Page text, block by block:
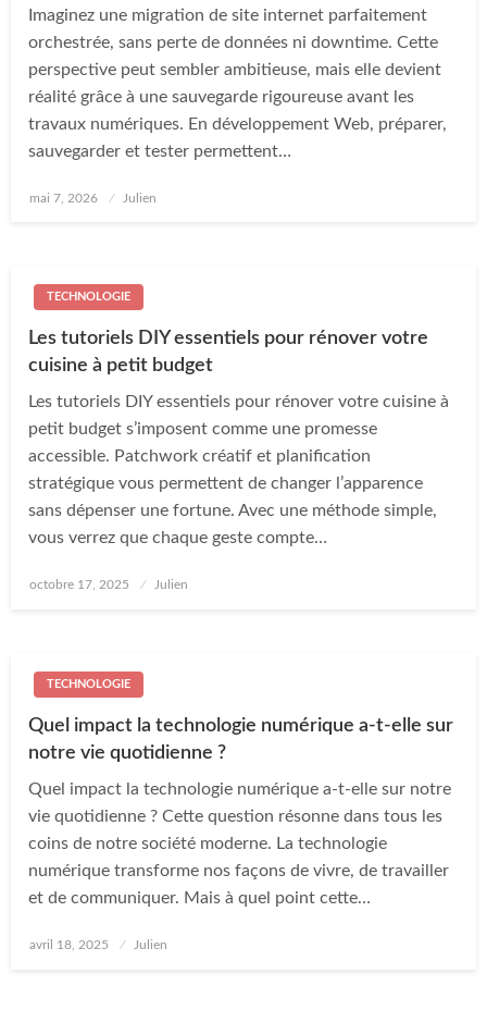
Imaginez une migration de site internet parfaitement
orchestrée, sans perte de données ni downtime. Cette
perspective peut sembler ambitieuse, mais elle devient
réalité grâce à une sauvegarde rigoureuse avant les
travaux numériques. En développement Web, préparer,
sauvegarder et tester permettent…
Posted
mai 7, 2026 Julien
TECHNOLOGIE
Les tutoriels DIY essentiels pour rénover votre
cuisine à petit budget
Les tutoriels DIY essentiels pour rénover votre cuisine à
petit budget s’imposent comme une promesse
accessible. Patchwork créatif et planification
stratégique vous permettent de changer l’apparence
sans dépenser une fortune. Avec une méthode simple,
vous verrez que chaque geste compte…
Posted
octobre 17, 2025 Julien
TECHNOLOGIE
Quel impact la technologie numérique a-t-elle sur
notre vie quotidienne ?
Quel impact la technologie numérique a-t-elle sur notre
vie quotidienne ? Cette question résonne dans tous les
coins de notre société moderne. La technologie
numérique transforme nos façons de vivre, de travailler
et de communiquer. Mais à quel point cette…
Posted
avril 18, 2025 Julien